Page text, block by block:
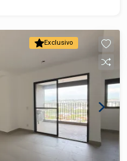
Exclusivo